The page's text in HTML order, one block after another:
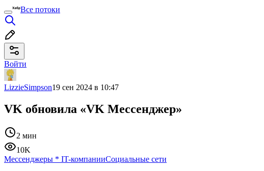
Все потоки
Войти
LizzieSimpson19 сен 2024 в 10:47
VK обновила «VK Мессенджер»
2 мин
10K
Мессенджеры * IT-компанииСоциальные сети